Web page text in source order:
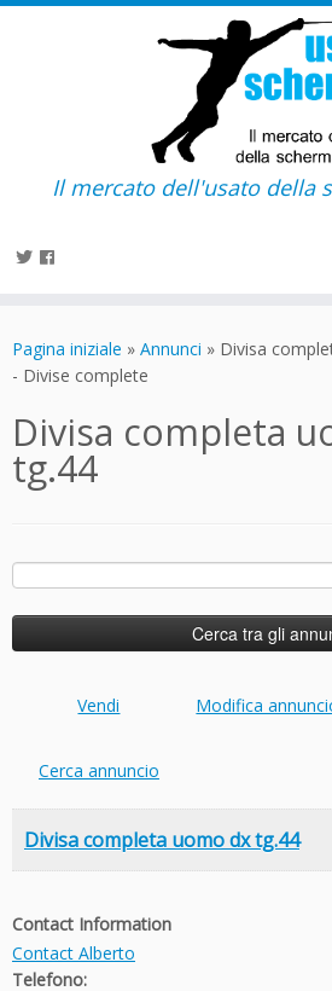
contenuto
Il mercato dell'usato della
Pagina iniziale » Annunci » Divisa
- Divise complete
Divisa completa
tg.44
Ricerca
Vendi Modifica
Cerca annuncio
Divisa completa uomo dx tg.44
Contact Information
Contact Alberto
Telefono: